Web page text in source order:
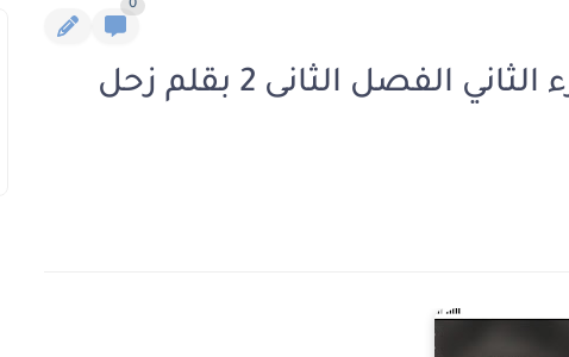
0
رواية كريات الدم السوداء الجزء الثاني الفصل الثانى 2 بقلم زحل